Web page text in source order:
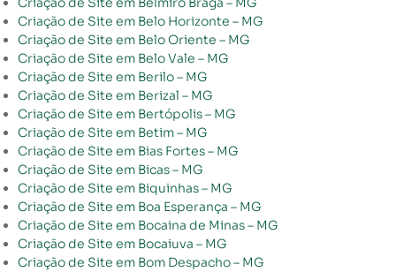
Criação de Site em Belo Horizonte – MG
Criação de Site em Belo Oriente – MG
Criação de Site em Belo Vale – MG
Criação de Site em Berilo – MG
Criação de Site em Berizal – MG
Criação de Site em Bertópolis – MG
Criação de Site em Betim – MG
Criação de Site em Bias Fortes – MG
Criação de Site em Bicas – MG
Criação de Site em Biquinhas – MG
Criação de Site em Boa Esperança – MG
Criação de Site em Bocaina de Minas – MG
Criação de Site em Bocaiuva – MG
Criação de Site em Bom Despacho – MG